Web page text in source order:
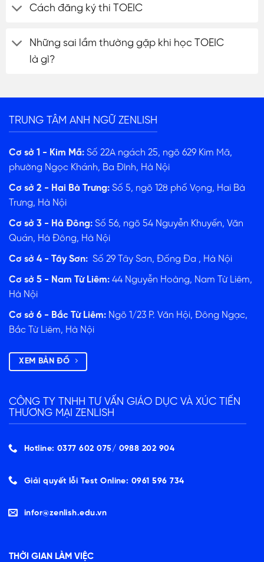
Cách đăng ký thi TOEIC
Những sai lầm thường gặp khi học TOEIC
là gì?
TRUNG TÂM ANH NGỮ ZENLISH
Cơ sở 1 - Kim Mã: Số 22A ngách 25, ngõ 629 Kim Mã,
phường Ngọc Khánh, Ba Đình, Hà Nội
Cơ sở 2 - Hai Bà Trưng: Số 5, ngõ 128 phố Vọng, Hai Bà
Trưng, Hà Nội
Cơ sở 3 - Hà Đông: Số 56, ngõ 54 Nguyễn Khuyến, Văn
Quán, Hà Đông, Hà Nội
Cơ sở 4 - Tây Sơn: Số 29 Tây Sơn, Đống Đa , Hà Nội
Cơ sở 5 - Nam Từ Liêm: 44 Nguyễn Hoàng, Nam Từ Liêm,
Hà Nội
Cơ sở 6 - Bắc Từ Liêm: Ngõ 1/23 P. Văn Hội, Đông Ngạc,
Bắc Từ Liêm, Hà Nội
XEM BẢN ĐỒ
CÔNG TY TNHH TƯ VẤN GIÁO DỤC VÀ XÚC TIẾN
THƯƠNG MẠI ZENLISH
Hotline: 0377 602 075/ ‭0988 202 904‬
Giải quyết lỗi Test Online: 0961 596 734
infor@zenlish.edu.vn
THỜI GIAN LÀM VIỆC